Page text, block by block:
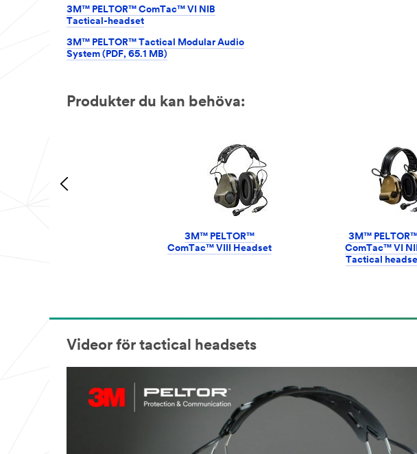
3M™ PELTOR™ ComTac™ VI NIB
Tactical-headset
3M™ PELTOR™ Tactical Modular Audio
System (PDF, 65.1 MB)
Produkter du kan behöva:
3M™ PELTOR™
ComTac™ VIII Headset
3M™
ComTac™ VI
Tactical
Videor för tactical headsets